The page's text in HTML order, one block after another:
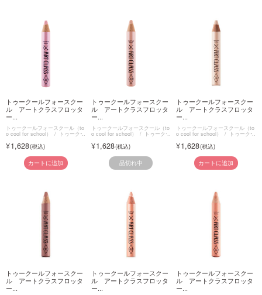
トゥークールフォースクー
ル アートクラスフロッタ
ー...
トゥークールフォースクール（to
o cool for school） トゥークー
フロッタージュ
1,628
カートに追加
トゥークールフォースクー
ル アートクラスフロッタ
ー...
トゥークールフォースクール（to
o cool for school） トゥークー
フロッタージュ
1,628
品切れ中
トゥークールフォースクー
ル アートクラスフロッタ
ー...
トゥークールフォースクール（to
o cool for school） トゥークー
フロッタージュ
1,628
カートに追加
トゥークールフォースクー
ル アートクラスフロッタ
ー...
トゥークールフォースクー
ル アートクラスフロッタ
ー...
トゥークールフォースクー
ル アートクラスフロッタ
ー...